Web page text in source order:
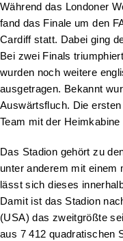
Während das Londoner
fand das Finale um den
Cardiff statt. Dabei ging
Bei zwei Finals
wurden noch weitere
ausgetragen. Bekannt
Auswärtsfluch. Die
Team mit der Heimkabine
Das Stadion gehört zu
unter anderem mit einem
lässt sich dieses
Damit ist das Stadion
(USA) das zweitgrößte
aus 7 412 quadratischen